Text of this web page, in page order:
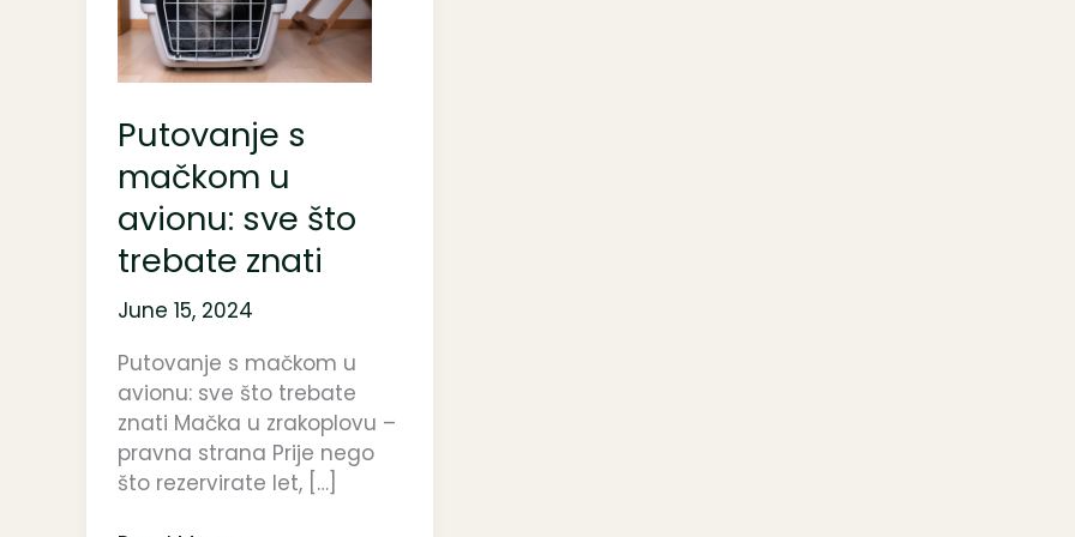
Putovanje s
mačkom u
avionu: sve što
trebate znati
June 15, 2024
Putovanje s mačkom u
avionu: sve što trebate
znati Mačka u zrakoplovu –
pravna strana Prije nego
što rezervirate let, […]
u
avionu:
sve
što
trebate
znati